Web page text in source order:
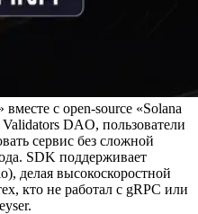
с open-source «Solana
DAO, пользователи
сервис без сложной
SDK поддерживает
делая высокоскоростной
кто не работал с gRPC или